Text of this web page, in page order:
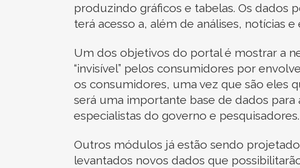
produzindo gráficos e tabelas. Os dados
terá acesso a, além de análises, notícias
Um dos objetivos do portal é mostrar a
“invisível” pelos consumidores por
os consumidores, uma vez que são eles
será uma importante base de dados
especialistas do governo e pesquisadores.
Outros módulos já estão sendo
levantados novos dados que